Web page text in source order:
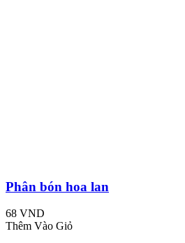
Phân bón hoa lan
68 VND
Thêm Vào Giỏ